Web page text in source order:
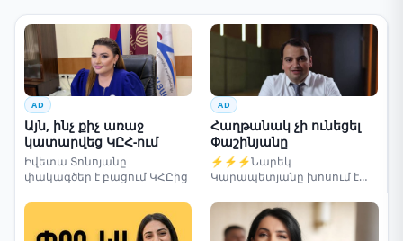
AD
Այն, ինչ քիչ առաջ
կատարվեց ԿԸՀ-ում
Իվետա Տոնոյանը
փակագծեր է բացում ԿՀԸից
AD
Հաղթանակ չի ունեցել
Փաշինյանը
⚡⚡⚡Նարեկ
Կարապետյանը խոսում է